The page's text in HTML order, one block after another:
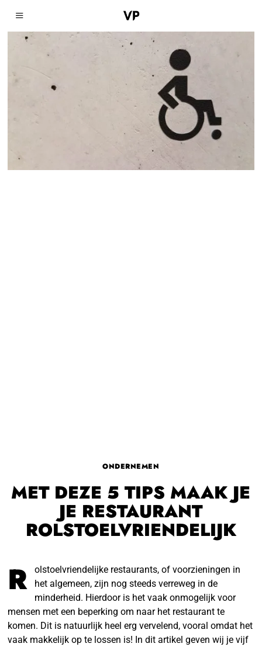
ONDERNEMEN
MET DEZE 5 TIPS MAAK JE
JE RESTAURANT
ROLSTOELVRIENDELIJK
R
olstoelvriendelijke restaurants, of voorzieningen in
het algemeen, zijn nog steeds verreweg in de
minderheid. Hierdoor is het vaak onmogelijk voor
mensen met een beperking om naar het restaurant te
komen. Dit is natuurlijk heel erg vervelend, vooral omdat het
vaak makkelijk op te lossen is! In dit artikel geven wij je vijf